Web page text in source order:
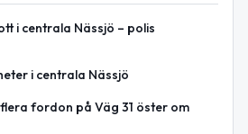
i centrala Nässjö – polis
i centrala Nässjö
fordon på Väg 31 öster om